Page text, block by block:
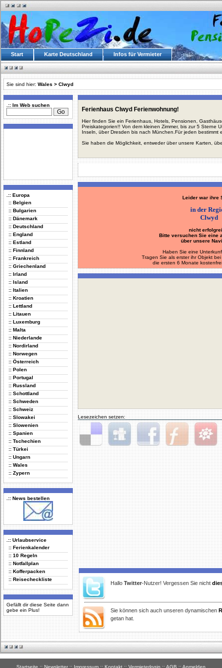
Start Karte Deutschland Infos für Vermieter
Sie sind hier: Wales > Clwyd
.:: Im Web suchen
.:: Europa
:: Belgien
:: Bulgarien
:: Dänemark
:: Deutschland
:: England
:: Estland
:: Finnland
:: Frankreich
:: Griechenland
:: Irland
:: Island
:: Italien
:: Kroatien
:: Lettland
:: Litauen
:: Luxemburg
:: Malta
:: Niederlande
:: Nordirland
:: Norwegen
:: Österreich
:: Polen
:: Portugal
:: Russland
:: Schottland
:: Schweden
:: Schweiz
:: Slowakei
:: Slowenien
:: Spanien
:: Tschechien
:: Türkei
:: Ungarn
:: Wales
:: Zypern
.:: News bestellen
.:: Urlaubservice
:: Ferienkalender
:: 10 Regeln
:: Notfallplan
:: Kofferpacken
:: Reisecheckliste
Gefällt dir diese Seite dann
gebe ein Plus!
Ferienhaus Clwyd Ferienwohnung!
Hier finden Sie ein Ferienhaus, Hotels, Pensionen,
Preiskategorien!! Von dem kleinen Zimmer, bis zur 5 Sterne
Inseln, über Dresden bis nach München.Für jeden bestimmt
Sie haben die Möglichkeit, entweder über unsere Karten,
Leider war ihre
in der
Clwyd
nicht
Bitte versuchen Sie eine
über unsere
Haben Sie eine
Tragen Sie als erster ihr Objekt
die ersten 6 Monate
Lesezeichen setzen:
Delicious Digg Facebook Furl StudiVZ
Hallo Twitter-Nutzer! Vergessen Sie nicht
Sie können sich auch unseren dynamischen
getan hat.
Startseite :: Newsletter :: Impressum :: Kontakt :: Vermieterlogin :: AGB :: Anmelden